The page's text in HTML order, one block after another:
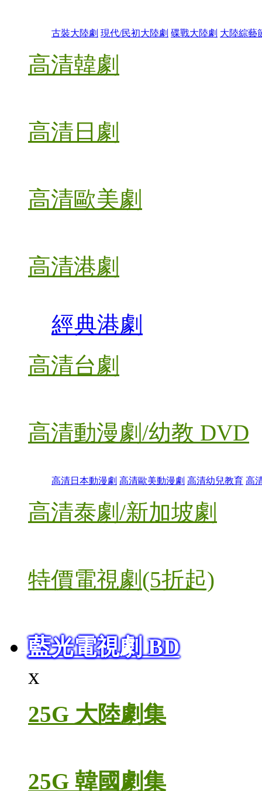
古裝大陸劇 現代/民初大陸劇 碟戰大陸劇 大陸綜藝
高清韓劇
高清日劇
高清歐美劇
高清港劇
經典港劇
高清台劇
高清動漫劇/幼教 DVD
高清日本動漫劇 高清歐美動漫劇 高清幼兒教育 高
高清泰劇/新加坡劇
特價電視劇(5折起)
藍光電視劇 BD
x
25G 大陸劇集
25G 韓國劇集